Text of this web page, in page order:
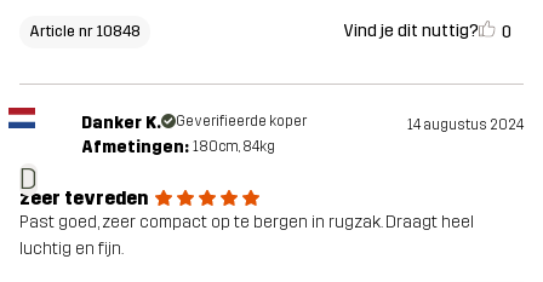
Article nr 10848 Vind je dit nuttig? 0
D
Danker K. Geverifieerde koper 14 augustus 2024
Afmetingen: 180cm, 84kg
zeer tevreden
Past goed, zeer compact op te bergen in rugzak. Draagt heel
luchtig en fijn.